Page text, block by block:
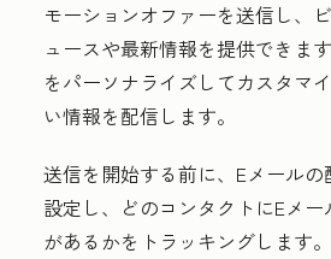
モーションオファーを送信し、
ュースや最新情報を提供できま
をパーソナライズしてカスタマ
い情報を配信します。
送信を開始する前に、Eメールの
設定し、どのコンタクトにEメ
があるかをトラッキングします